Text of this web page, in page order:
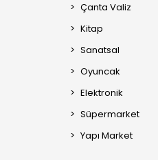
Çanta Valiz
Kitap
Sanatsal
Oyuncak
Elektronik
Süpermarket
Yapı Market